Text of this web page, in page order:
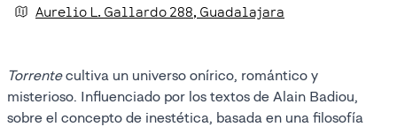
Aurelio L. Gallardo 288, Guadalajara
Torrentecultiva un universo onírico, romántico y
misterioso. Influenciado por los textos de Alain Badiou,
sobre el concepto de inestética, basada en una filosofía